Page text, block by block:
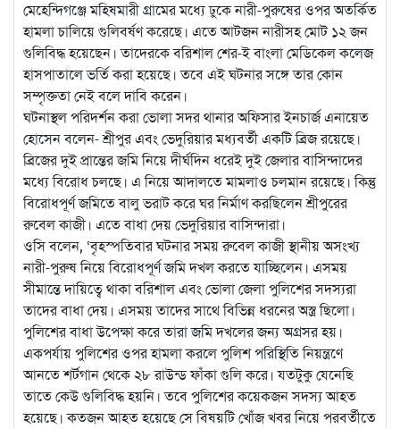
মেহেন্দিগঞ্জে মহিষমারী গ্রামের মধ্যে ঢুকে নারী-পুরুষের ওপর অতর্কিত
হামলা চালিয়ে গুলিবর্ষণ করেছে। এতে আটজন নারীসহ মোট ১২ জন
গুলিবিদ্ধ হয়েছেন। তাদেরকে বরিশাল শের-ই বাংলা মেডিকেল কলেজ
হাসপাতালে ভর্তি করা হয়েছে। তবে এই ঘটনার সঙ্গে তার কোন
সম্পৃক্ততা নেই বলে দাবি করেন।
ঘটনাস্থল পরিদর্শন করা ভোলা সদর থানার অফিসার ইনচার্জ এনায়েত
হোসেন বলেন- শ্রীপুর এবং ভেদুরিয়ার মধ্যবর্তী একটি ব্রিজ রয়েছে।
ব্রিজের দুই প্রান্তের জমি নিয়ে দীর্ঘদিন ধরেই দুই জেলার বাসিন্দাদের
মধ্যে বিরোধ চলছে। এ নিয়ে আদালতে মামলাও চলমান রয়েছে। কিন্তু
বিরোধপূর্ণ জমিতে বালু ভরাট করে ঘর নির্মাণ করছিলেন শ্রীপুরের
রুবেল কাজী। এতে বাধা দেয় ভেদুরিয়ার বাসিন্দারা।
ওসি বলেন, ‘বৃহস্পতিবার ঘটনার সময় রুবেল কাজী স্থানীয় অসংখ্য
নারী-পুরুষ নিয়ে বিরোধপূর্ণ জমি দখল করতে যাচ্ছিলেন। এসময়
সীমান্তে দায়িত্বে থাকা বরিশাল এবং ভোলা জেলা পুলিশের সদস্যরা
তাদের বাধা দেয়। এসময় তাদের সাথে বিভিন্ন ধরনের অস্ত্র ছিলো।
পুলিশের বাধা উপেক্ষা করে তারা জমি দখলের জন্য অগ্রসর হয়।
একপর্যায় পুলিশের ওপর হামলা করলে পুলিশ পরিস্থিতি নিয়ন্ত্রণে
আনতে শর্টগান থেকে ২৮ রাউন্ড ফাঁকা গুলি করে। যতটুকু যেনেছি
তাতে কেউ গুলিবিদ্ধ হয়নি। তবে পুলিশের কয়েকজন সদস্য আহত
হয়েছে। কতজন আহত হয়েছে সে বিষয়টি খোঁজ খবর নিয়ে পরবর্তীতে